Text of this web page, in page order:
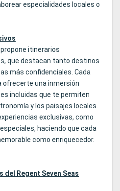
especialidades locales o
propone itinerarios
que destacan tanto destinos
más confidenciales. Cada
ofrecerte una inmersión
incluidas que te permiten
y los paisajes locales.
exclusivas, como
haciendo que cada
como enriquecedor.
del Regent Seven Seas